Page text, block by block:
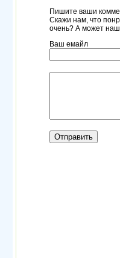
Пишите ваши
Скажи нам, что
очень? А может
Ваш емайл